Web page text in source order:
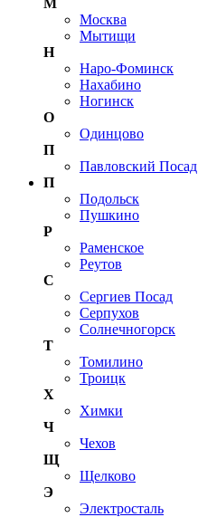
М
Москва
Мытищи
Н
Наро-Фоминск
Нахабино
Ногинск
О
Одинцово
П
Павловский Посад
П
Подольск
Пушкино
Р
Раменское
Реутов
С
Сергиев Посад
Серпухов
Солнечногорск
Т
Томилино
Троицк
Х
Химки
Ч
Чехов
Щ
Щелково
Э
Электросталь